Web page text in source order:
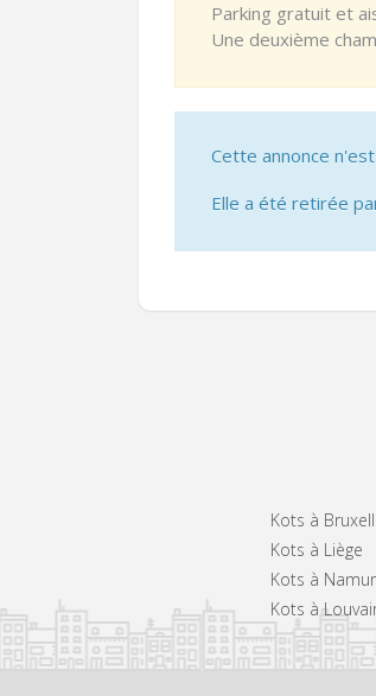
Parking gratuit et
Une deuxième
Cette annonce
Elle a été retirée
Kots à
Kots à Liège
Kots à Namur
Kots à